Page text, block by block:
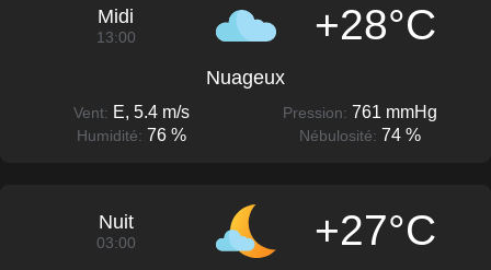
Midi
13:00 +28°C
Nuageux
Vent: E, 5.4 m/s Pression: 761 mmHg
Humidité: 76 % Nébulosité: 74 %
Nuit
03:00 +27°C